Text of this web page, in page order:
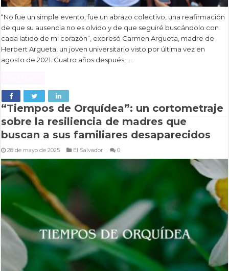
“No fue un simple evento, fue un abrazo colectivo, una reafirmación
de que su ausencia no es olvido y de que seguiré buscándolo con
cada latido de mi corazón”, expresó Carmen Argueta, madre de
Herbert Argueta, un joven universitario visto por última vez en
agosto de 2021. Cuatro años después, …
“Tiempos de Orquídea”: un cortometraje
sobre la resiliencia de madres que
buscan a sus familiares desaparecidos
28 de mayo de 2025 El Salvador 0